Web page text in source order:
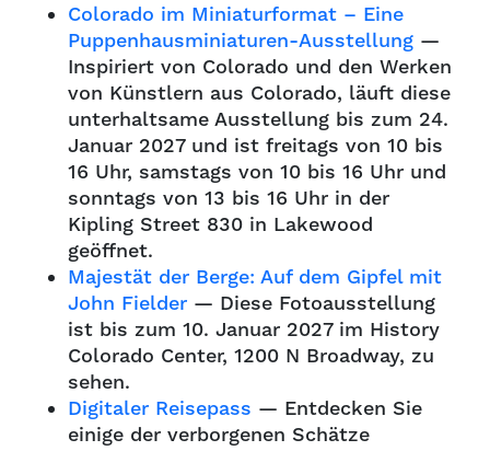
Colorado im Miniaturformat – Eine
Puppenhausminiaturen-Ausstellung —
Inspiriert von Colorado und den Werken
von Künstlern aus Colorado, läuft diese
unterhaltsame Ausstellung bis zum 24.
Januar 2027 und ist freitags von 10 bis
16 Uhr, samstags von 10 bis 16 Uhr und
sonntags von 13 bis 16 Uhr in der
Kipling Street 830 in Lakewood
geöffnet.
Majestät der Berge: Auf dem Gipfel mit
John Fielder — Diese Fotoausstellung
ist bis zum 10. Januar 2027 im History
Colorado Center, 1200 N Broadway, zu
sehen.
Digitaler Reisepass — Entdecken Sie
einige der verborgenen Schätze